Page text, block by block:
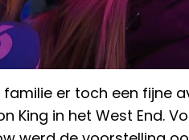
er toch een fijne
King in het West End.